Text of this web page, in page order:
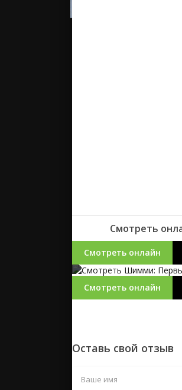
Смотреть
Смотреть онлайн
Смотреть онлайн
Оставь свой отзыв